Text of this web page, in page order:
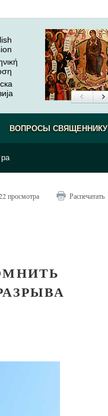
ВОПРОСЫ СВЯЩЕННИКУ
просмотра Распечатать